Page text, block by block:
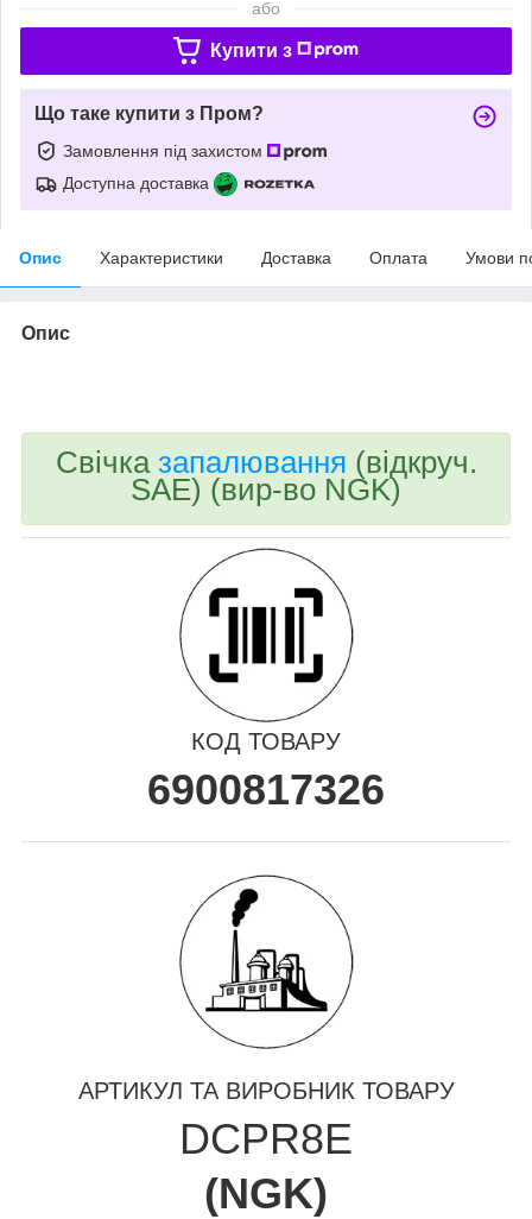
або
Купити з
Що таке купити з Пром?
Замовлення під захистом
Доступна доставка
Опис Характеристики Доставка Оплата Умови
Опис
Свічка запалювання (відкруч.
SAE) (вир-во NGK)
КОД ТОВАРУ
6900817326
АРТИКУЛ ТА ВИРОБНИК ТОВАРУ
DCPR8E
(NGK)